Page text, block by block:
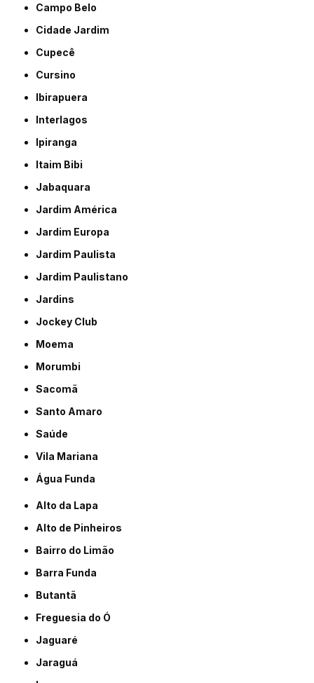
Campo Belo
Cidade Jardim
Cupecê
Cursino
Ibirapuera
Interlagos
Ipiranga
Itaim Bibi
Jabaquara
Jardim América
Jardim Europa
Jardim Paulista
Jardim Paulistano
Jardins
Jockey Club
Moema
Morumbi
Sacomã
Santo Amaro
Saúde
Vila Mariana
Água Funda
Alto da Lapa
Alto de Pinheiros
Bairro do Limão
Barra Funda
Butantã
Freguesia do Ó
Jaguaré
Jaraguá